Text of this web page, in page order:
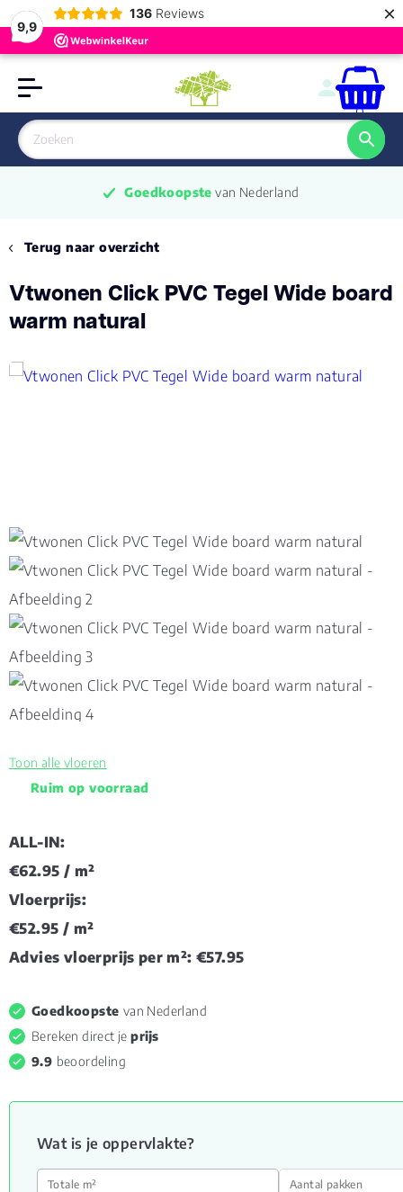
9,9
136 Reviews ×
0
Goedkoopste van Nederland
Terug naar overzicht
Vtwonen Click PVC Tegel Wide board
warm natural
Toon alle vloeren
Ruim op voorraad
ALL-IN:
€62.95 / m²
Vloerprijs:
€52.95 / m²
Advies vloerprijs per m²: €57.95
Goedkoopste van Nederland
Bereken direct jeprijs
9.9 beoordeling
Wat is je oppervlakte?
Totale m² Aantal pakken